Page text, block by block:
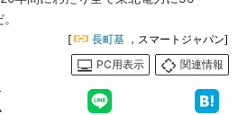
[ 長町基 ，スマートジャパン]
PC用表示
関連情報